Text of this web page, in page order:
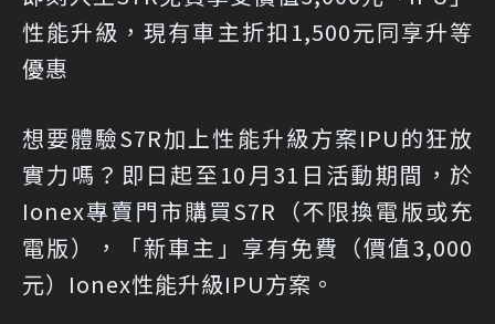
性能升級，現有車主折扣1,500元同享升等
優惠
想要體驗S7R加上性能升級方案IPU的狂放
實力嗎？即日起至10月31日活動期間，於
Ionex專賣門市購買S7R（不限換電版或充
電版），「新車主」享有免費（價值3,000
元）Ionex性能升級IPU方案。